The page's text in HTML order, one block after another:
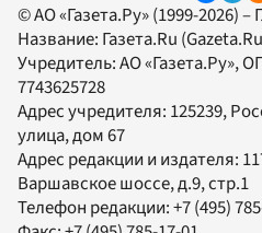
© АО «Газета.Ру» (1999-2026)
Название: Газета.Ru
Учредитель:АО «Газета.Ру»,
7743625728
Адрес учредителя: 125239,
улица, дом 67
Адрес редакции и издателя:
Варшавское шоссе, д.9, стр.1
Телефон редакции:+7 (495)